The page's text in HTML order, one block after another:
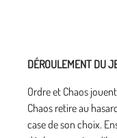
DÉROULEMENT DU
Ordre et Chaos
Chaos retire au
case de son choix.